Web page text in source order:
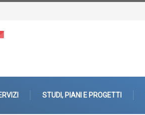
STUDI, PIANI E PROGETTI